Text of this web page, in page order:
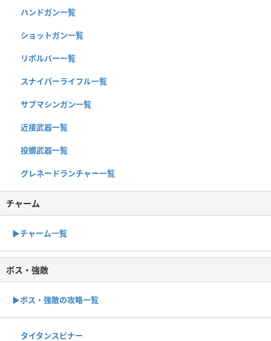
ハンドガン一覧
ショットガン一覧
リボルバー一覧
スナイパーライフル一覧
サブマシンガン一覧
近接武器一覧
投擲武器一覧
グレネードランチャー一覧
チャーム
▶︎チャーム一覧
ボス・強敵
▶ボス・強敵の攻略一覧
タイタンスピナー